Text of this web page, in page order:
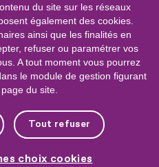
du site sur les réseaux
également des cookies.
ainsi que les finalités en
refuser ou paramétrer vos
A tout moment vous pourrez
le module de gestion figurant
du site.
Tout refuser
choix cookies
&
gratuits